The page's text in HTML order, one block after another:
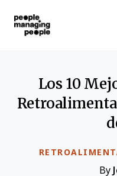
Los 10
By